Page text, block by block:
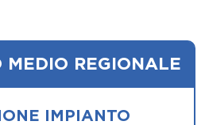
MEDIO REGIONALE
IMPIANTO